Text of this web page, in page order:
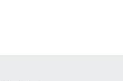
き、ご希望商品を再注文してくだ